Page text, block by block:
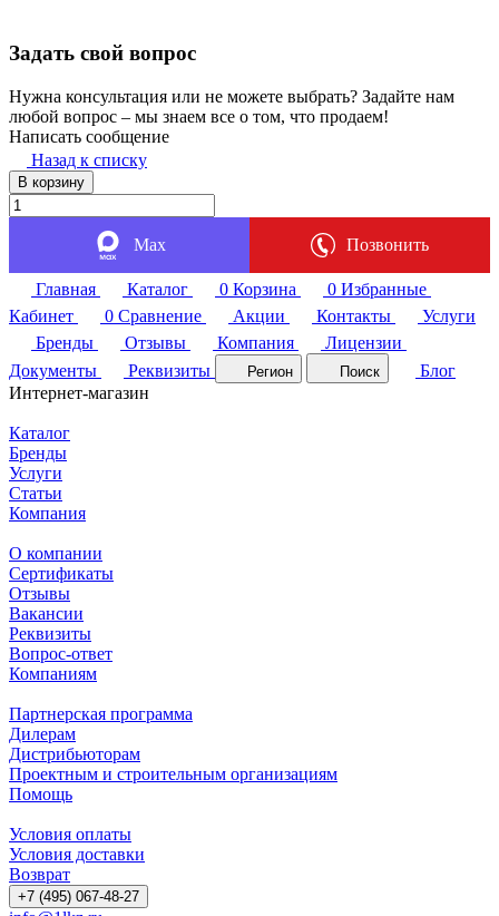
Задать свой вопрос
Нужна консультация или не можете выбрать? Задайте нам
любой вопрос – мы знаем все о том, что продаем!
Написать сообщение
Назад к списку
В корзину
Max Позвонить
Главная Каталог 0 Корзина 0 Избранные
Кабинет
0 Сравнение Акции Контакты
Услуги
Бренды
Отзывы Компания
Лицензии
Документы
Реквизиты Регион Поиск
Блог
Интернет-магазин
Каталог
Бренды
Услуги
Статьи
Компания
О компании
Сертификаты
Отзывы
Вакансии
Реквизиты
Вопрос-ответ
Компаниям
Партнерская программа
Дилерам
Дистрибьюторам
Проектным и строительным организациям
Помощь
Условия оплаты
Условия доставки
Возврат
+7 (495) 067-48-27